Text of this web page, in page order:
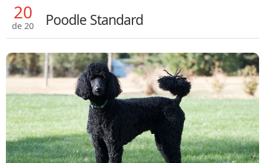
20
de 20 Poodle Standard